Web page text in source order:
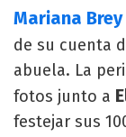
Mariana Brey
de su cuenta
abuela. La
fotos junto a
festejar sus